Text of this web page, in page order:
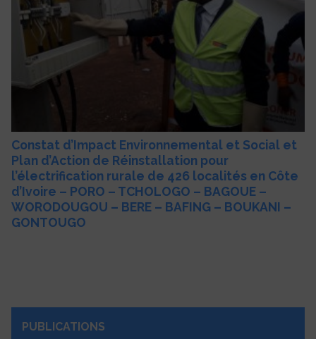
Constat d’Impact Environnemental et Social et
Plan d’Action de Réinstallation pour
l’électrification rurale de 426 localités en Côte
d’Ivoire – PORO – TCHOLOGO – BAGOUE –
WORODOUGOU – BERE – BAFING – BOUKANI –
GONTOUGO
PUBLICATIONS